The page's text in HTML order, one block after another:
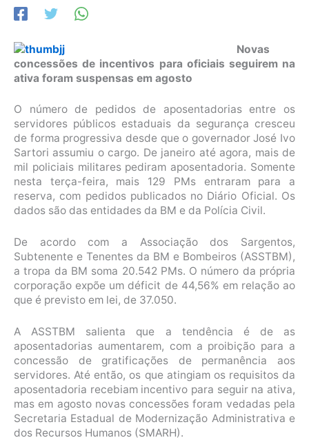
Novas
concessões de incentivos para oficiais seguirem na
ativa foram suspensas em agosto
O número de pedidos de aposentadorias entre os
servidores públicos estaduais da segurança cresceu
de forma progressiva desde que o governador José Ivo
Sartori assumiu o cargo. De janeiro até agora, mais de
mil policiais militares pediram aposentadoria. Somente
nesta terça-feira, mais 129 PMs entraram para a
reserva, com pedidos publicados no Diário Oficial. Os
dados são das entidades da BM e da Polícia Civil.
De acordo com a Associação dos Sargentos,
Subtenente e Tenentes da BM e Bombeiros (ASSTBM),
a tropa da BM soma 20.542 PMs. O número da própria
corporação expõe um déficit de 44,56% em relação ao
que é previsto em lei, de 37.050.
A ASSTBM salienta que a tendência é de as
aposentadorias aumentarem, com a proibição para a
concessão de gratificações de permanência aos
servidores. Até então, os que atingiam os requisitos da
aposentadoria recebiam incentivo para seguir na ativa,
mas em agosto novas concessões foram vedadas pela
Secretaria Estadual de Modernização Administrativa e
dos Recursos Humanos (SMARH).